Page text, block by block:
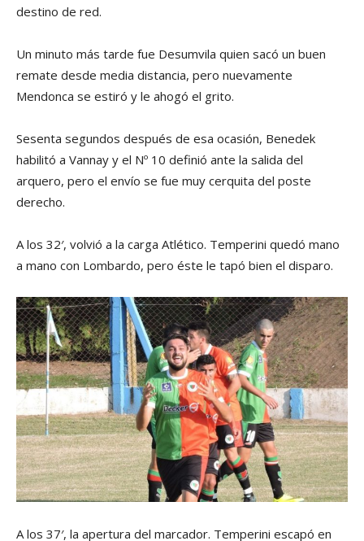
destino de red.
Un minuto más tarde fue Desumvila quien sacó un buen
remate desde media distancia, pero nuevamente
Mendonca se estiró y le ahogó el grito.
Sesenta segundos después de esa ocasión, Benedek
habilitó a Vannay y el Nº 10 definió ante la salida del
arquero, pero el envío se fue muy cerquita del poste
derecho.
A los 32′, volvió a la carga Atlético. Temperini quedó mano
a mano con Lombardo, pero éste le tapó bien el disparo.
A los 37′, la apertura del marcador. Temperini escapó en